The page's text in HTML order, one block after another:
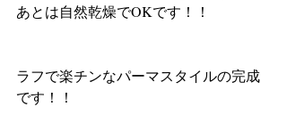
あとは自然乾燥でOKです！！
ラフで楽チンなパーマスタイルの完成
です！！